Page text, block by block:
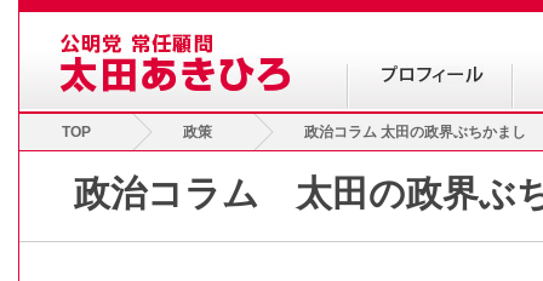
TOP 政策 政治コラム 太田の政界ぶちかまし
政治コラム 太田の政界ぶ